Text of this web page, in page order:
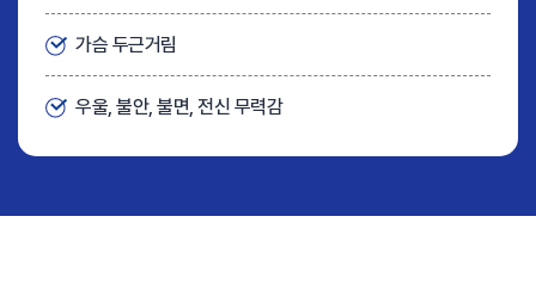
가슴 두근거림
우울, 불안, 불면, 전신 무력감